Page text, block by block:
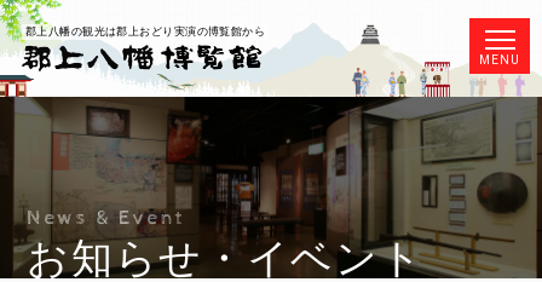
郡上八幡の観光は郡上おどり実演の博覧館から
News & Event
お知らせ・イベント
MENU